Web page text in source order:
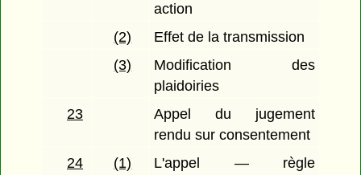
action
(2)
Effet de la transmission
(3)
Modification des
plaidoiries
23
Appel du jugement
rendu sur consentement
24
(1)
L'appel — règle